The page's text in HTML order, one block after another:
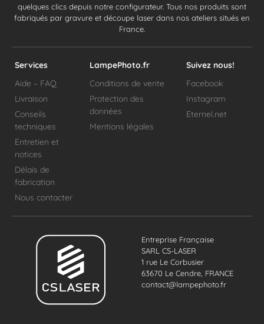
quelques clics depuis notre configurateur. Tous nos produits sont
fabriqués par gravure et découpe laser dans nos ateliers situés en
France.
Services
Aide – FAQ
Livraison
Conseils
techniques
Entretien et
notices
Délais de
fabrication
Nous contacter
LampePhoto.fr
Conditions de vente
Protection des
données
Mentions légales
Suivez nous!
Facebook
Instagram
Eternel.net
Entreprise Française
SARL CS-LASER
1 rue Le Corbusier
63670 Le Cendre, FRANCE
contact@lampephoto.fr